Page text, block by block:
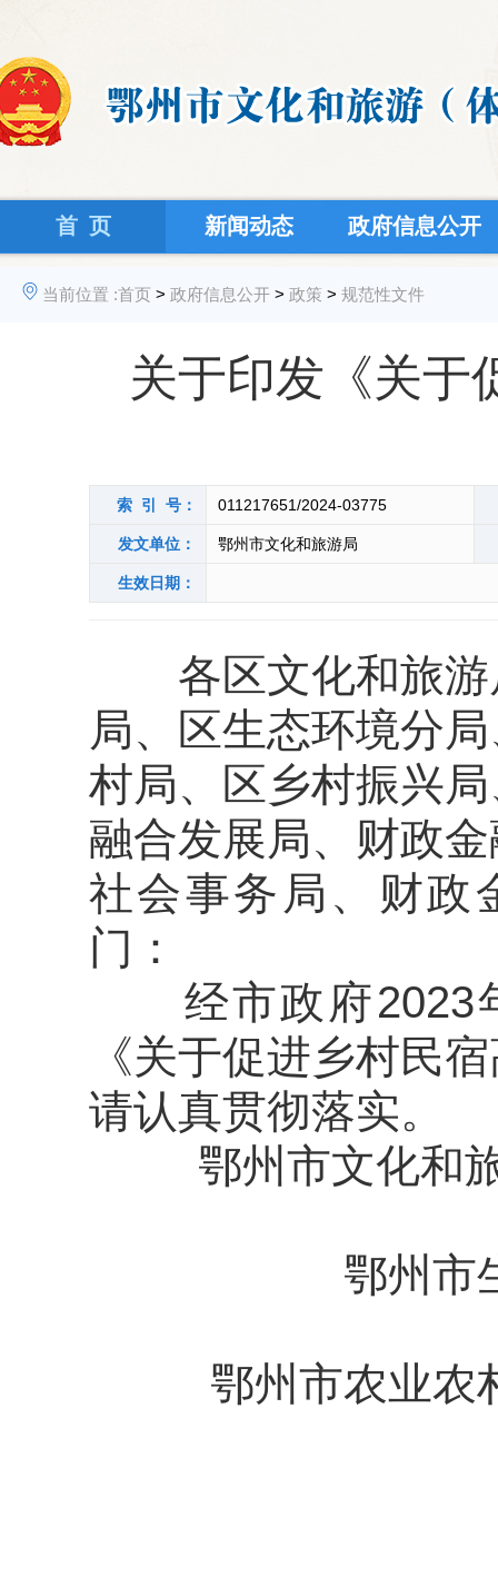
首 页 新闻动态 政府信息公开
当前位置 :首页 > 政府信息公开 > 政策 > 规范性文件
关于印发《关于
索 引 号： 011217651/2024-03775
发文单位： 鄂州市文化和旅游局
生效日期：
各区文化和旅游
局、区生态环境分
村局、区乡村振兴
融合发展局、财政
社会事务局、财政
门：
经市政府2023
《关于促进乡村民
请认真贯彻落实。
鄂州 市文化
鄂州 市
鄂州 市农业